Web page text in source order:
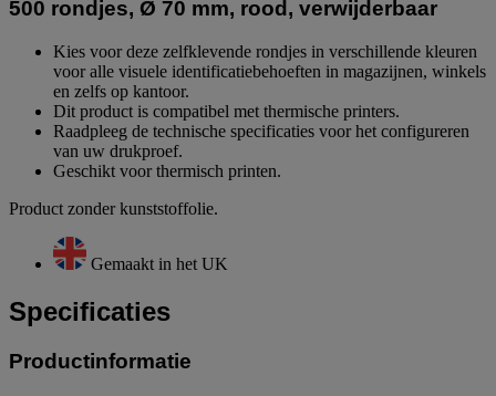
500 rondjes, Ø 70 mm, rood, verwijderbaar
Kies voor deze zelfklevende rondjes in verschillende kleuren
voor alle visuele identificatiebehoeften in magazijnen, winkels
en zelfs op kantoor.
Dit product is compatibel met thermische printers.
Raadpleeg de technische specificaties voor het configureren
van uw drukproef.
Geschikt voor thermisch printen.
Product zonder kunststoffolie.
Gemaakt in het UK
Specificaties
Productinformatie